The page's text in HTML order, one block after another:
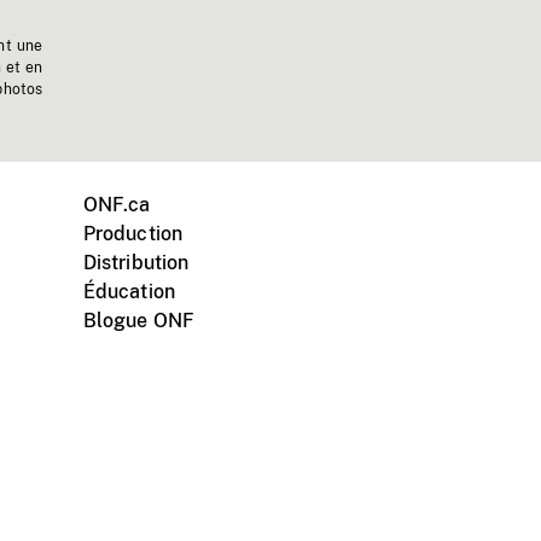
une
et en
ONF.ca
Production
Distribution
Éducation
Blogue ONF